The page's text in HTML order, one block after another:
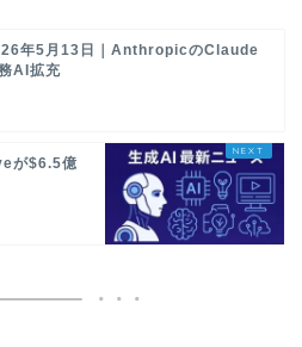
年5月13日｜AnthropicのClaude
AI拡充
が$6.5億